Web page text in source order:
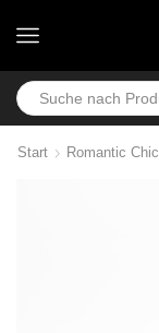
Start Romantic Chic